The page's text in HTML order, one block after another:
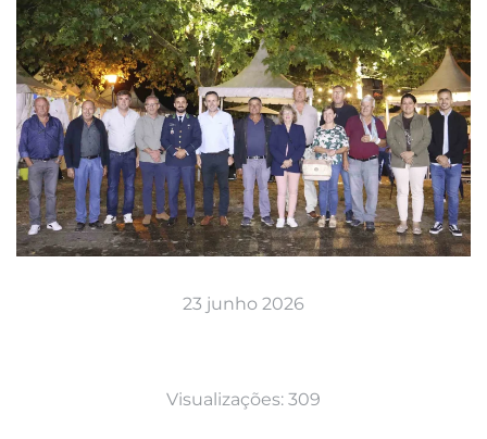
23 junho 2026
Visualizações: 309